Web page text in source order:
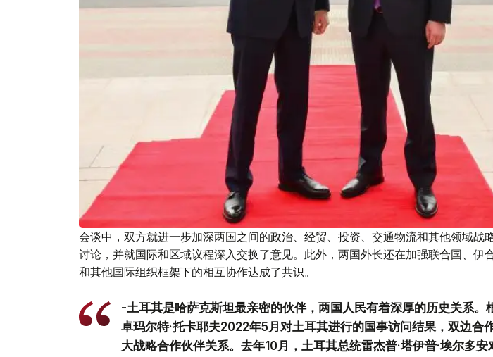
会谈中，双方就进一步加深两国之间的政治、经贸、投资、交通物流和其他领域战
讨论，并就国际和区域议程深入交换了意见。此外，两国外长还在加强联合国、伊
和其他国际组织框架下的相互协作达成了共识。
-土耳其是哈萨克斯坦最亲密的伙伴，两国人民有着深厚的历史关系。
卓玛尔特·托卡耶夫2022年5月对土耳其进行的国事访问结果，双边合
大战略合作伙伴关系。去年10月，土耳其总统雷杰普·塔伊普·埃尔多安